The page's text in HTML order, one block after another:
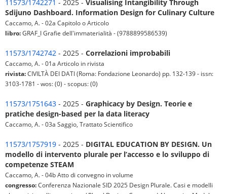
11573/1742271 - 2025 - Visualising Intangibility Through
Sdijuno Dashboard. Information Design for Culinary Culture
Caccamo, A. - 02a Capitolo o Articolo
libro:GRAF_I Grafie dell'immaterialità - (9788899586539)
11573/1742742 - 2025 - Correlazioni improbabili
Caccamo, A. - 01a Articolo in rivista
rivista:CIVILTÀ DEI DATI (Roma: Fondazione Leonardo) pp. 132-139 - issn:
3103-1781 - wos: (0) - scopus: (0)
11573/1751643 - 2025 - Graphicacy by Design. Teorie e
pratiche design-based per la data literacy
Caccamo, A. - 03a Saggio, Trattato Scientifico
11573/1757919 - 2025 - DIGITAL EDUCATION BY DESIGN. Un
modello di intervento plurale per l’accesso e lo sviluppo di
competenze STEAM
Caccamo, A. - 04b Atto di convegno in volume
congresso:Conferenza Nazionale SID 2025 Design Plurale. Casi e modelli